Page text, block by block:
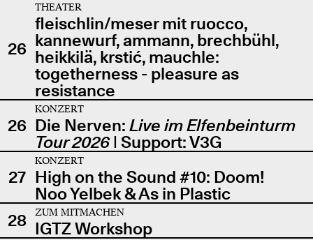
26
THEATER
fleischlin/meser mit ruocco,
kannewurf, ammann, brechbühl,
heikkilä, krstić, mauchle:
togetherness - pleasure as
resistance
26
KONZERT
Die Nerven: Live im Elfenbeinturm
Tour 2026| Support: V3G
27
KONZERT
High on the Sound #10: Doom!
Noo Yelbek & As in Plastic
28
ZUM MITMACHEN
IGTZ Workshop